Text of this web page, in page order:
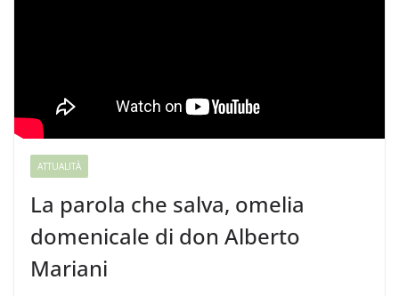
ATTUALITÀ
La parola che salva, omelia
domenicale di don Alberto
Mariani